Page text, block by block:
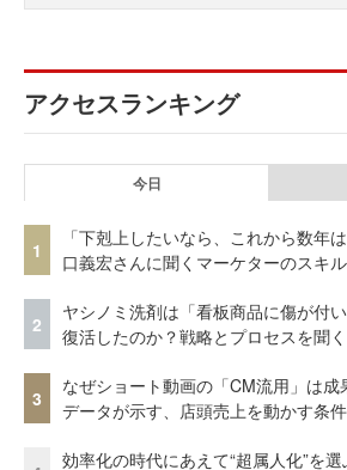
アクセスランキング
今日
1
「下剋上したいなら、これから数年
口義宏さんに聞くマーケターのスキ
2
ヤシノミ洗剤は「看板商品に傷が付
復活したのか？戦略とプロセスを聞く
3
なぜショート動画の「CM流用」は
データが示す、店頭売上を動かす条件
効率化の時代にあえて“超属人化”を